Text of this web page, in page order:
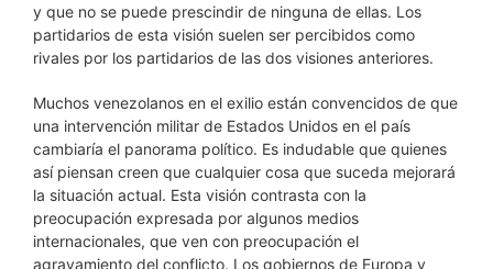
y que no se puede prescindir de ninguna de ellas. Los
partidarios de esta visión suelen ser percibidos como
rivales por los partidarios de las dos visiones anteriores.
Muchos venezolanos en el exilio están convencidos de que
una intervención militar de Estados Unidos en el país
cambiaría el panorama político. Es indudable que quienes
así piensan creen que cualquier cosa que suceda mejorará
la situación actual. Esta visión contrasta con la
preocupación expresada por algunos medios
internacionales, que ven con preocupación el
agravamiento del conflicto. Los gobiernos de Europa y